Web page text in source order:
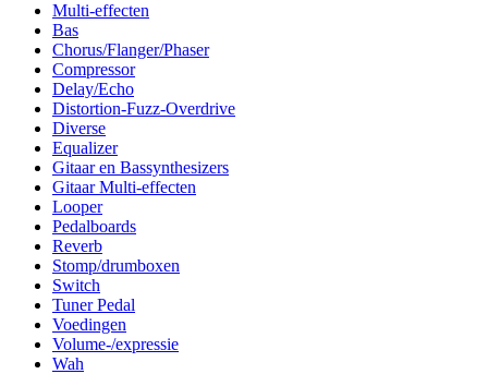
Multi-effecten
Bas
Chorus/Flanger/Phaser
Compressor
Delay/Echo
Distortion-Fuzz-Overdrive
Diverse
Equalizer
Gitaar en Bassynthesizers
Gitaar Multi-effecten
Looper
Pedalboards
Reverb
Stomp/drumboxen
Switch
Tuner Pedal
Voedingen
Volume-/expressie
Wah